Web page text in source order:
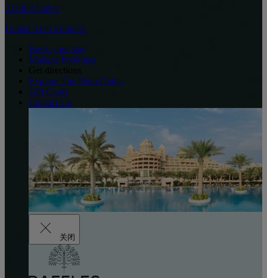
212484 Dubai
United Arab Emirates
Book your stay
Manage bookings
Explore The Palm Dubai
Gift Cards
Contact Us
关闭